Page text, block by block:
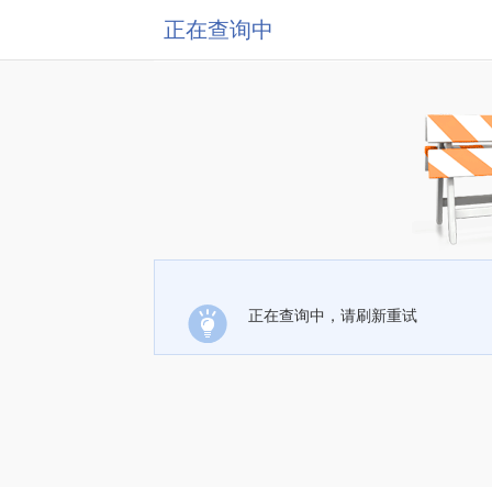
正在查询中
正在查询中，请刷新重试